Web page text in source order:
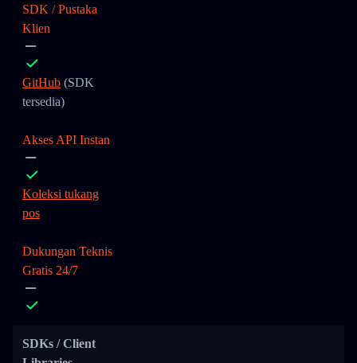
SDK / Pustaka
Klien
GitHub (SDK
tersedia)
Akses API Instan
Koleksi tukang
pos
Dukungan Teknis
Gratis 24/7
SDKs / Client